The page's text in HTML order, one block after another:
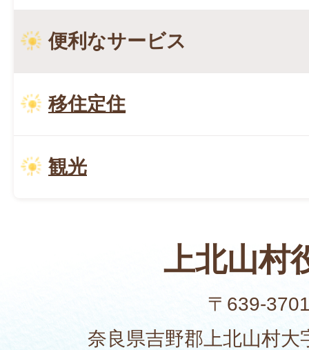
便利なサービス
移住定住
観光
上北山村
〒639-
奈良県吉野郡上北山村大